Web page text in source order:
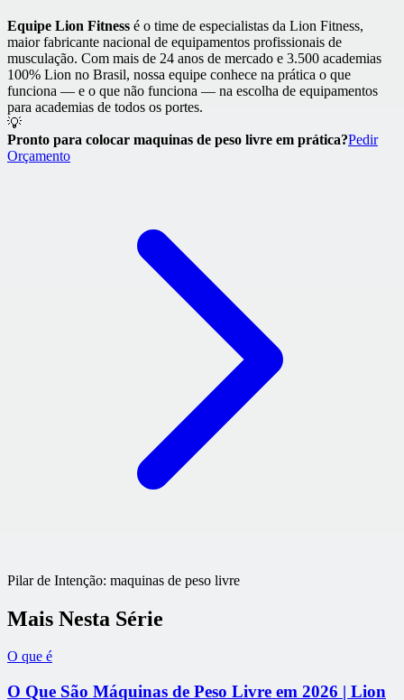
Equipe Lion Fitness é o time de especialistas da Lion Fitness,
maior fabricante nacional de equipamentos profissionais de
musculação. Com mais de 24 anos de mercado e 3.500 academias
100% Lion no Brasil, nossa equipe conhece na prática o que
funciona — e o que não funciona — na escolha de equipamentos
para academias de todos os portes.
💡
Pronto para colocar maquinas de peso livre em prática?Pedir
Orçamento
Pilar de Intenção: maquinas de peso livre
Mais Nesta Série
O que é
O Que São Máquinas de Peso Livre em 2026 | Lion